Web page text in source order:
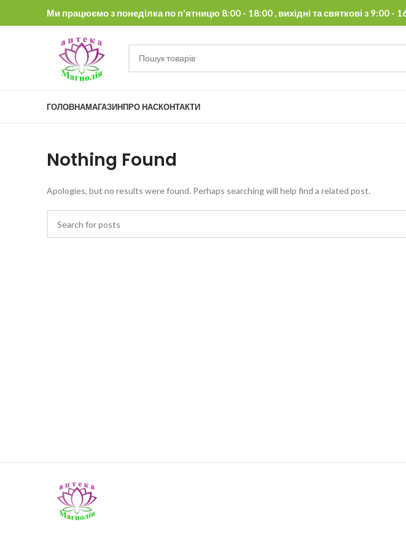
Ми працюємо з понеділка по п'ятницю 8:00 - 18:00 , вихідні та святкові з 9:00 -
ГОЛОВНАМАГАЗИНПРО НАСКОНТАКТИ
Nothing Found
Apologies, but no results were found. Perhaps searching will help find a related post.